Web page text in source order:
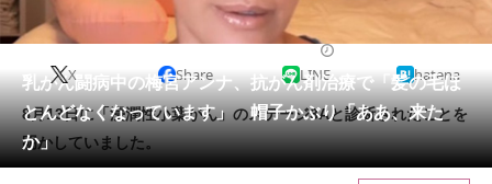
動物 リサーチ
会員記事
メディア
注目記事を集めた総合ページ
乳がん闘病中の梅宮アンナ、抗がん剤治療で「髪の毛ほ
とんどなくなっています」 帽子かぶり「ああ、来た
か」
X Share LINE hatena
8月13日に「浸潤性小葉がん」のステージ3Aと診断されたことを
明かしていました。